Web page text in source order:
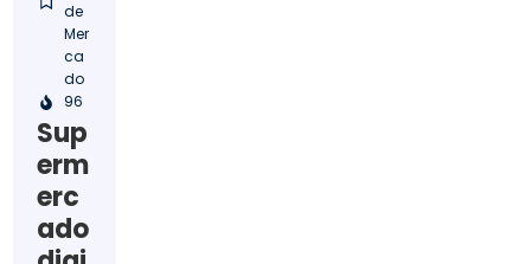
de
Mer
ca
do
96
Sup
erm
erc
ado